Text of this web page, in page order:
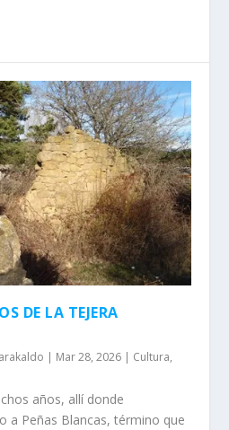
DE LA TEJERA
| Mar 28, 2026 | Cultura,
años, allí­ donde
a Peñas Blancas, término que